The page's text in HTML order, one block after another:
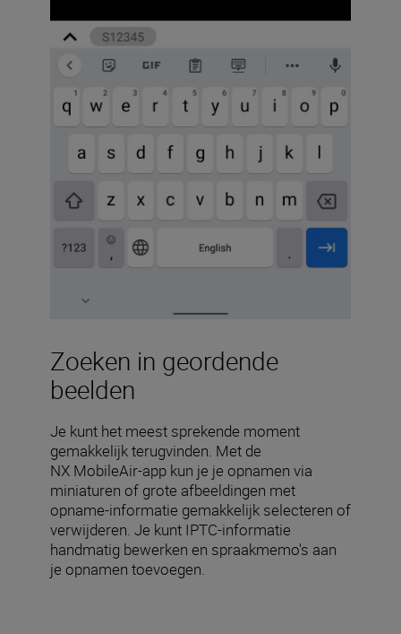
Zoeken in geordende
beelden
Je kunt het meest sprekende moment
gemakkelijk terugvinden. Met de
NX MobileAir-app kun je je opnamen via
miniaturen of grote afbeeldingen met
opname-informatie gemakkelijk selecteren of
verwijderen. Je kunt IPTC-informatie
handmatig bewerken en spraakmemo's aan
je opnamen toevoegen.